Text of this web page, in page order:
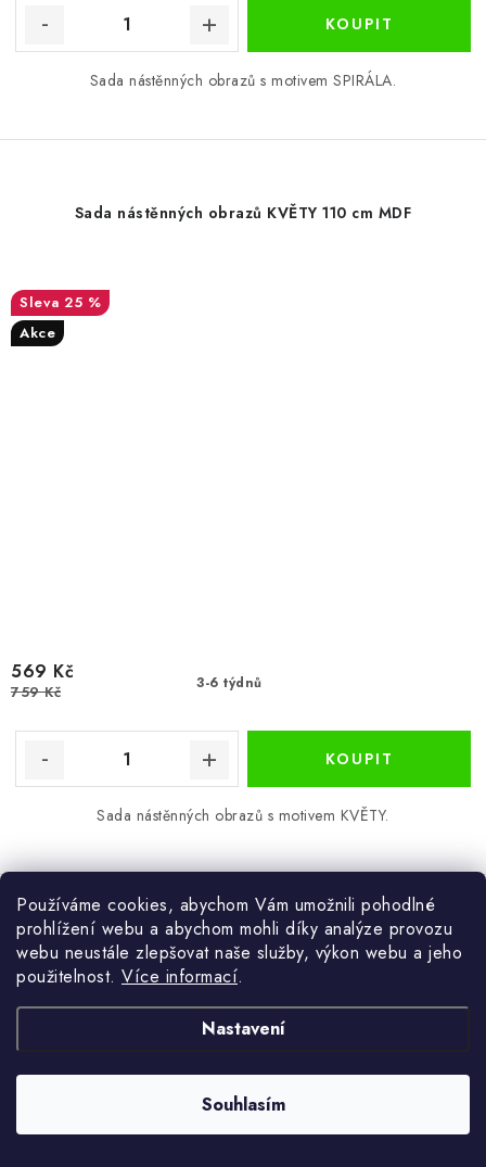
Používáme cookies, abychom Vám umožnili pohodlné
prohlížení webu a abychom mohli díky analýze provozu
webu neustále zlepšovat naše služby, výkon webu a jeho
použitelnost. Více informací.
Nastavení
Souhlasím
Sada nástěnných obrazů s motivem SPIRÁLA.
Sada nástěnných obrazů KVĚTY 110 cm MDF
25 %
Akce
3-6 týdnů
569 Kč
759 Kč
Sada nástěnných obrazů s motivem KVĚTY.
Obraz VĚTVIČKY TŘEŠNĚ 110 MDF 5ks